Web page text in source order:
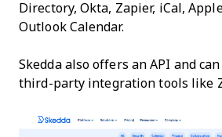
Directory, Okta, Zapier, iCal,
Outlook Calendar.
Skedda also offers an API and
third-party integration tools like